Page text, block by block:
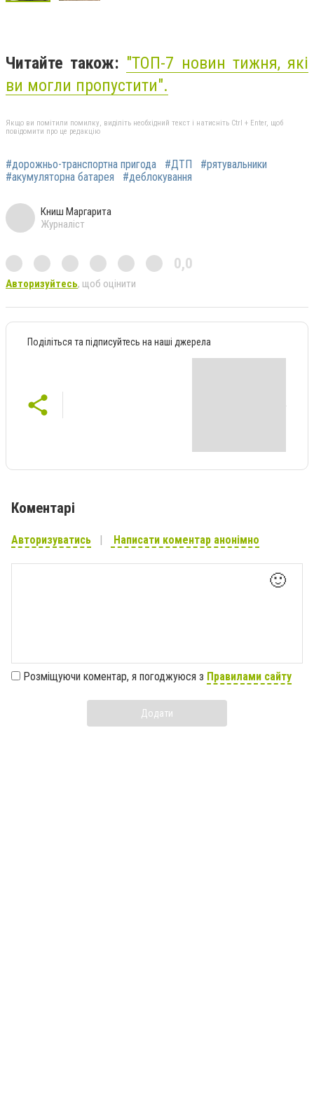
Читайте також: "ТОП-7 новин тижня, які
ви могли пропустити".
Якщо ви помітили помилку, виділіть необхідний текст і натисніть Ctrl + Enter, щоб
повідомити про це редакцію
#дорожньо-транспортна пригода #ДТП
#рятувальники
#акумуляторна батарея
#деблокування
Книш Маргарита
Журналіст
0,0
Авторизуйтесь, щоб оцінити
Поділіться та підписуйтесь на наші джерела
Коментарі
Авторизуватись Написати коментар анонімно
🙂
Розміщуючи коментар, я погоджуюся з Правилами сайту
Додати